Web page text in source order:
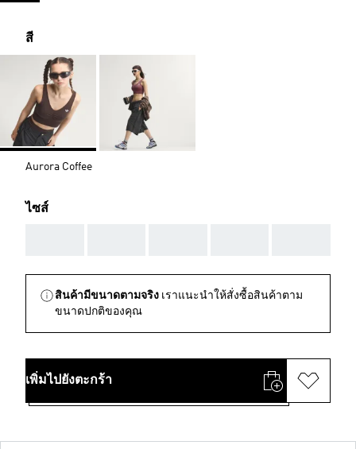
สี
Aurora Coffee
ไซส์
สินค้ามีขนาดตามจริง เราแนะนำให้สั่งซื้อสินค้าตาม
ขนาดปกติของคุณ
เพิ่มไปยังตะกร้า